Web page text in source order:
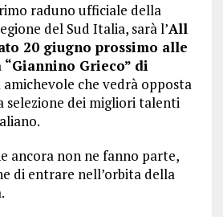
raduno ufficiale della
del Sud Italia, sarà l’All
20 giugno prossimo alle
“Giannino Grieco” di
amichevole che vedrà opposta
selezione dei migliori talenti
ancora non ne fanno parte,
di entrare nell’orbita della